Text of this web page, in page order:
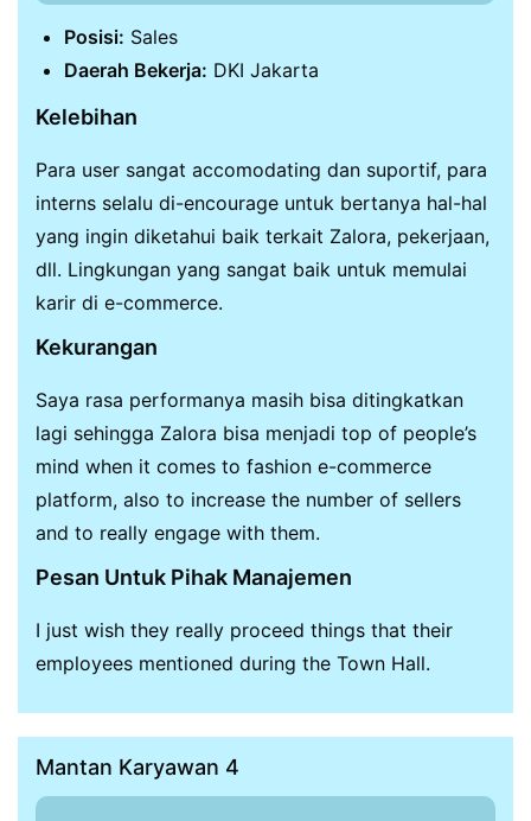
Posisi: Sales
Daerah Bekerja: DKI Jakarta
Kelebihan
Para user sangat accomodating dan suportif, para
interns selalu di-encourage untuk bertanya hal-hal
yang ingin diketahui baik terkait Zalora, pekerjaan,
dll. Lingkungan yang sangat baik untuk memulai
karir di e-commerce.
Kekurangan
Saya rasa performanya masih bisa ditingkatkan
lagi sehingga Zalora bisa menjadi top of people’s
mind when it comes to fashion e-commerce
platform, also to increase the number of sellers
and to really engage with them.
Pesan Untuk Pihak Manajemen
I just wish they really proceed things that their
employees mentioned during the Town Hall.
Mantan Karyawan 4